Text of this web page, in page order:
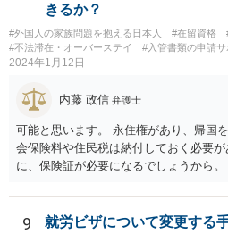
きるか？
#外国人の家族問題を抱える日本人 #在留資格
#不法滞在・オーバーステイ
#入管書類の申請サ
2024年1月12日
内藤 政信 弁護士
可能と思います。 永住権があり、帰国
会保険料や住民税は納付しておく必要
に、保険証が必要になるでしょうから。
9 就労ビザについて変更する